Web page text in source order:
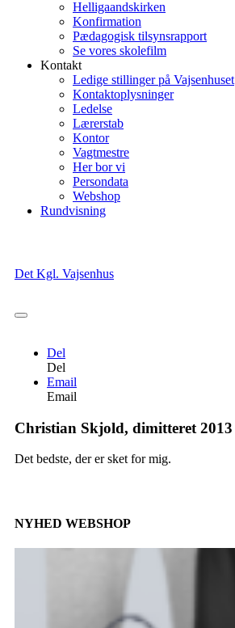
Helligaandskirken
Konfirmation
Pædagogisk tilsynsrapport
Se vores skolefilm
Kontakt
Ledige stillinger på Vajsenhuset
Kontaktoplysninger
Ledelse
Lærerstab
Kontor
Vagtmestre
Her bor vi
Persondata
Webshop
Rundvisning
Det Kgl. Vajsenhus
Del
Del
Email
Email
Christian Skjold, dimitteret 2013
Det bedste, der er sket for mig.
NYHED WEBSHOP